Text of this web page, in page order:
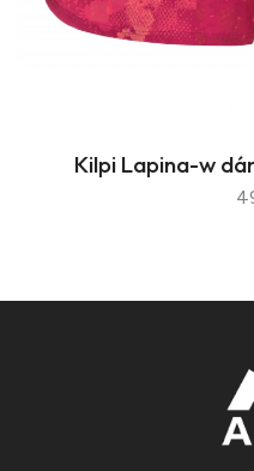
Kilpi Lapina-w